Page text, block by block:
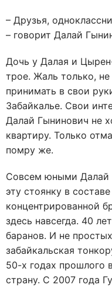
– Друзья,
– говорит Далай
Дочь у Далая и
трое. Жаль только,
принимать в свои
Забайкалье. Свои
Далай Гынинович не
квартиру. Только
помру же.
Совсем юными Далай
эту стоянку в
концентрированной
здесь навсегда. 40
баранов. И не
забайкальская
50-х годах прошлого
страну. С 2007 года